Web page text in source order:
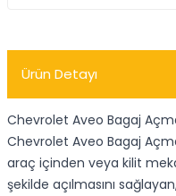
Ürün Detayı
Chevrolet Aveo Bagaj
Chevrolet Aveo Bagaj
araç içinden veya kilit
şekilde açılmasını